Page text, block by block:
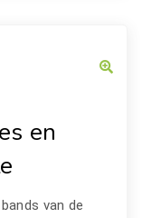
en
van de